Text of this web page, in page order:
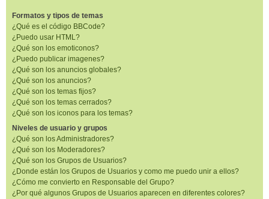
Formatos y tipos de temas
¿Qué es el código BBCode?
¿Puedo usar HTML?
¿Qué son los emoticonos?
¿Puedo publicar imagenes?
¿Qué son los anuncios globales?
¿Qué son los anuncios?
¿Qué son los temas fijos?
¿Qué son los temas cerrados?
¿Qué son los iconos para los temas?
Niveles de usuario y grupos
¿Qué son los Administradores?
¿Qué son los Moderadores?
¿Qué son los Grupos de Usuarios?
¿Donde están los Grupos de Usuarios y como me puedo unir a ellos?
¿Cómo me convierto en Responsable del Grupo?
¿Por qué algunos Grupos de Usuarios aparecen en diferentes colores?